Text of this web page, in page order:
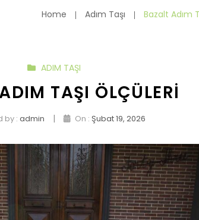
Home Adım Taşı Bazalt Adım
ADIM TAŞI
TAŞI ÖLÇÜLERI
by : admin | On : Şubat 19, 2026